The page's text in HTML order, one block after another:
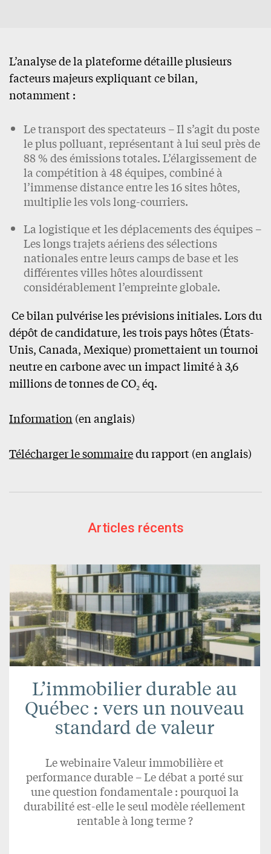
L’analyse de la plateforme détaille plusieurs
facteurs majeurs expliquant ce bilan,
notamment :
Le transport des spectateurs – Il s’agit du poste
le plus polluant, représentant à lui seul près de
88 % des émissions totales. L’élargissement de
la compétition à 48 équipes, combiné à
l’immense distance entre les 16 sites hôtes,
multiplie les vols long-courriers.
La logistique et les déplacements des équipes –
Les longs trajets aériens des sélections
nationales entre leurs camps de base et les
différentes villes hôtes alourdissent
considérablement l’empreinte globale.
Ce bilan pulvérise les prévisions initiales. Lors du
dépôt de candidature, les trois pays hôtes (États-
Unis, Canada, Mexique) promettaient un tournoi
neutre en carbone avec un impact limité à 3,6
millions de tonnes de CO₂ éq.
Information (en anglais)
Télécharger le sommairedu rapport (en anglais)
Articles récents
L’immobilier durable au
Québec : vers un nouveau
standard de valeur
Le webinaire Valeur immobilière et
performance durable – Le débat a porté sur
une question fondamentale : pourquoi la
durabilité est-elle le seul modèle réellement
rentable à long terme ?